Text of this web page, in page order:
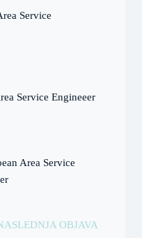
Service
Service Engineeer
Area Service
OBJAVA